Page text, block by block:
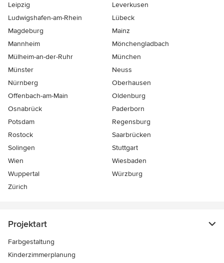
Leipzig
Leverkusen
Ludwigshafen-am-Rhein
Lübeck
Magdeburg
Mainz
Mannheim
Mönchen­gladbach
Mülheim-an-der-Ruhr
München
Münster
Neuss
Nürnberg
Oberhausen
Offenbach-am-Main
Oldenburg
Osnabrück
Paderborn
Potsdam
Regensburg
Rostock
Saarbrücken
Solingen
Stuttgart
Wien
Wiesbaden
Wuppertal
Würzburg
Zürich
Projektart
Farbgestaltung
Kinderzimmerplanung